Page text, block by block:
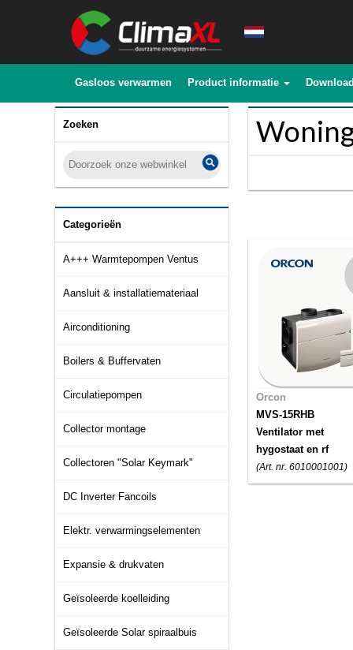
Gasloos verwarmen Product informatie
Zoeken
Categorieën
A+++ Warmtepompen Ventus
Aansluit & installatiemateriaal
Airconditioning
Boilers & Buffervaten
Circulatiepompen
Collector montage
Collectoren "Solar Keymark"
DC Inverter Fancoils
Elektr. verwarmingselementen
Expansie & drukvaten
Geïsoleerde koelleiding
Geïsoleerde Solar spiraalbuis
Orcon
MVS-15RHB
Ventilator met
hygostaat en rf
(Art. nr. 6010001001)